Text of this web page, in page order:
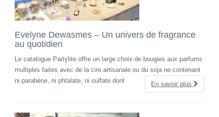
Evelyne Dewasmes – Un univers de fragrance
au quotidien
Le catalogue Partylite offre un large choix de bougies aux parfums
multiples faites avec de la cire artisanale ou du soja ne contenant
ni parabène, ni phtalate, ni sulfate dont
En savoir plus